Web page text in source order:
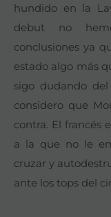
hundido en la
debut no
conclusiones ya
estado algo más
sigo dudando
considero que
contra. El francés
a la que no le
cruzar y
ante los tops del